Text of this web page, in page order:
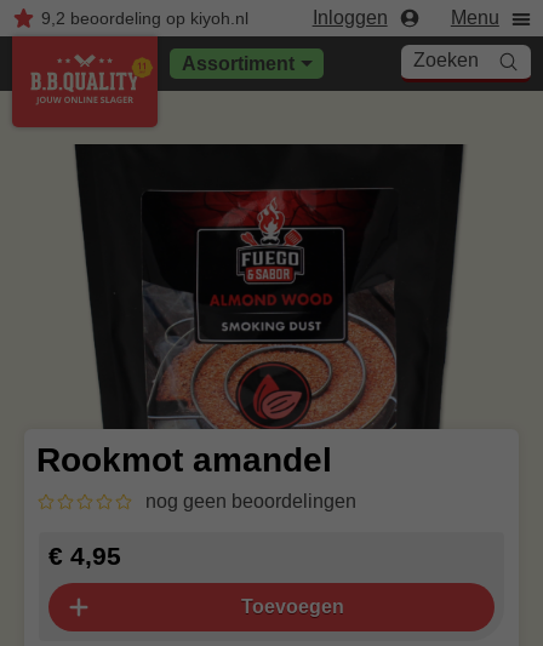
9,2 beoordelingop kiyoh.nl Inloggen Menu
Assortiment Zoeken
Rookmot amandel
nog geen beoordelingen
€ 4,95
Toevoegen